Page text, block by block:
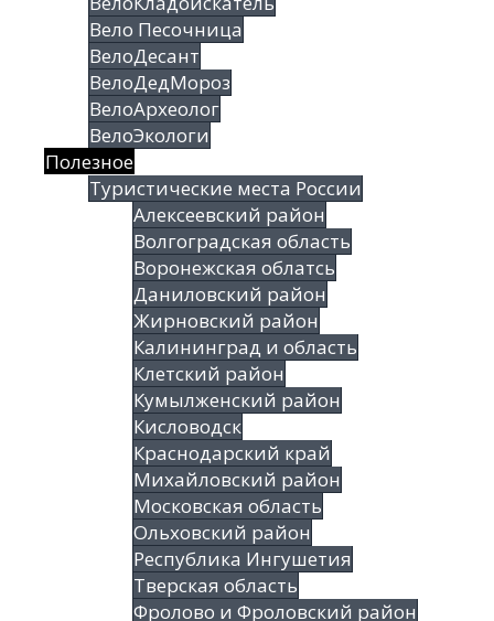
Вело Песочница
ВелоДесант
ВелоДедМороз
ВелоАрхеолог
ВелоЭкологи
Полезное
Туристические места России
Алексеевский район
Волгоградская облаcть
Воронежская облатсь
Даниловский район
Жирновский район
Калининград и область
Клетский район
Кумылженский район
Кисловодск
Краснодарский край
Михайловский район
Московская область
Ольховский район
Республика Ингушетия
Тверская область
Фролово и Фроловский район